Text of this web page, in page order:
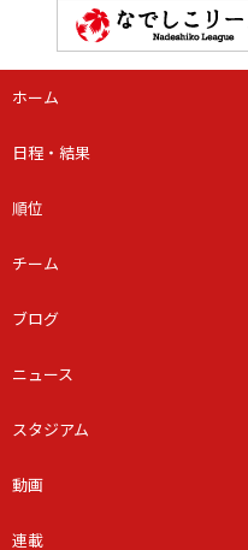
ホーム
日程・結果
順位
チーム
ブログ
ニュース
スタジアム
動画
連載